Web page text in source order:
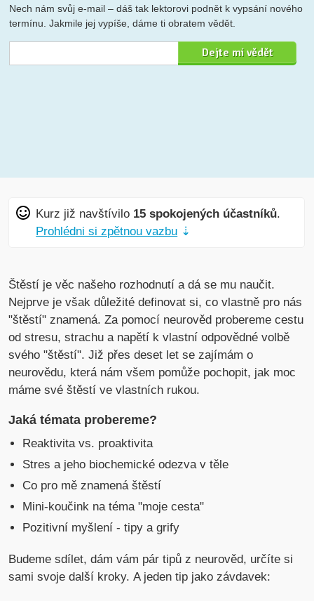
Nech nám svůj e-mail – dáš tak lektorovi podnět k vypsání nového
termínu. Jakmile jej vypíše, dáme ti obratem vědět.
Kurz již navštívilo 15 spokojených účastníků.
Prohlédni si zpětnou vazbu ⇣
Štěstí je věc našeho rozhodnutí a dá se mu naučit.
Nejprve je však důležité definovat si, co vlastně pro nás
"štěstí" znamená. Za pomocí neurověd probereme cestu
od stresu, strachu a napětí k vlastní odpovědné volbě
svého "štěstí". Již přes deset let se zajímám o
neurovědu, která nám všem pomůže pochopit, jak moc
máme své štěstí ve vlastních rukou.
Jaká témata probereme?
Reaktivita vs. proaktivita
Stres a jeho biochemické odezva v těle
Co pro mě znamená štěstí
Mini-koučink na téma "moje cesta"
Pozitivní myšlení - tipy a grify
Budeme sdílet, dám vám pár tipů z neurověd, určíte si
sami svoje další kroky. A jeden tip jako závdavek: